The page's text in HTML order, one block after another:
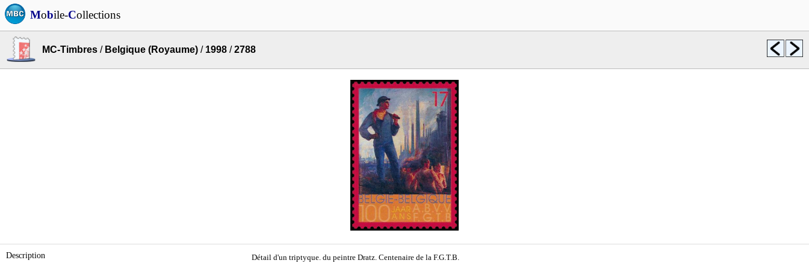
Mobile-Collections
MC-Timbres / Belgique (Royaume) / 1998 /2788
Description Détail d'un triptyque. du peintre Dratz. Centenaire de la F.G.T.B.